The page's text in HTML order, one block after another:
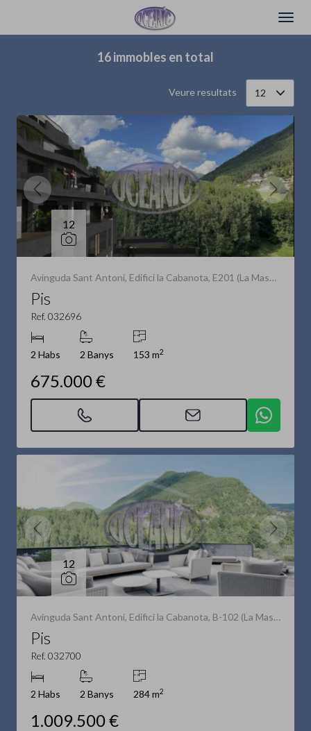
16 immobles en total
Veure resultats 12
12
Avinguda Sant Antoni, Edifici la Cabanota, E201 (La Massana)
Pis
Ref. 032696
2 Habs 2 Banys 153 m2
675.000 €
12
Avinguda Sant Antoni, Edifici la Cabanota, B-102 (La Massana)
Pis
Ref. 032700
2 Habs 2 Banys 284 m2
1.009.500 €